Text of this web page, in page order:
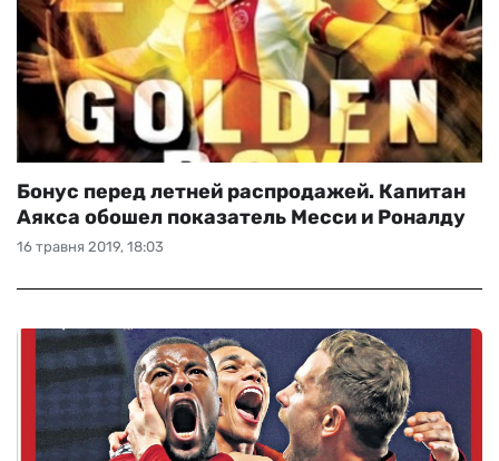
16 травня 2019, 18:03
Бонус перед летней распродажей. Капитан
Аякса обошел показатель Месси и Роналду